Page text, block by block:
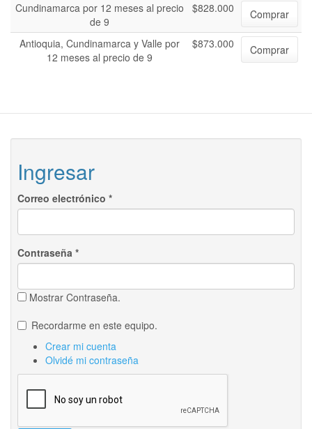
Cundinamarca por 12 meses al precio
de 9
$828.000 Comprar
Antioquia, Cundinamarca y Valle por
12 meses al precio de 9
$873.000 Comprar
Ingresar
Correo electrónico *
Contraseña *
Mostrar Contraseña.
Recordarme en este equipo.
Crear mi cuenta
Olvidé mi contraseña